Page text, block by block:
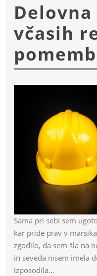
včasih
Sama pri sebi sem ugotovila, da je delovna obutev nekaj,
kar pride prav v
zgodilo, da sem šla na
in seveda nisem imela
izposodila…